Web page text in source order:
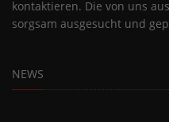
kontaktieren. Die von uns
sorgsam ausgesucht und
NEWS